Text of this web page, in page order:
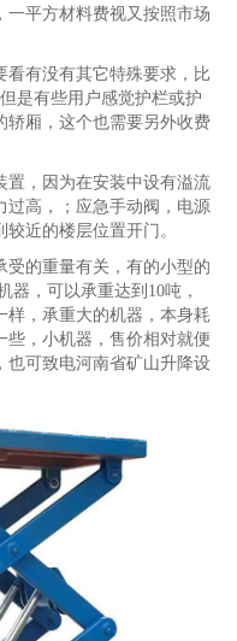
一平方材料费视又按照市场
看有没有其它特殊要求，比
是有些用户感觉护栏或护
轿厢，这个也需要另外收费
置，因为在安装中设有溢流
过高，；应急手动阀，电源
近的楼层位置开门。
受的重量有关，有的小型的
器，可以承重达到10吨，
样，承重大的机器，本身耗
些，小机器，售价相对就便
也可致电河南省矿山升降设